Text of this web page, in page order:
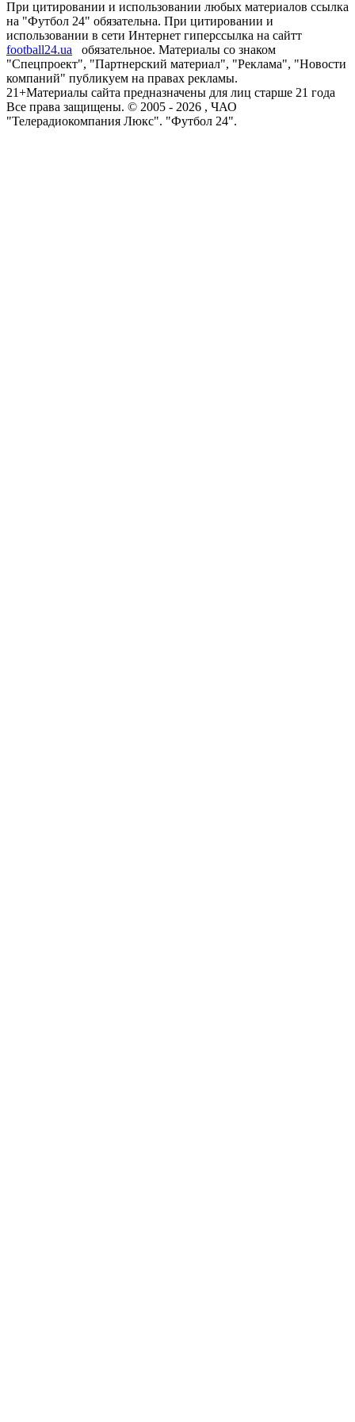
При цитировании и использовании любых материалов ссылка
на "Футбол 24" обязательна. При цитировании и
использовании в сети Интернет гиперссылка на сайтт
football24.ua
обязательное. Материалы со знаком
"Спецпроект", "Партнерский материал", "Реклама", "Новости
компаний" публикуем на правах рекламы.
21+Материалы сайта предназначены для лиц старше 21 года
Все права защищены. © 2005 - 2026 , ЧАО
"Телерадиокомпания Люкс". "Футбол 24".